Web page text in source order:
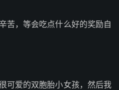
苦，等会吃点什么好的奖励自
可爱的双胞胎小女孩，然后我